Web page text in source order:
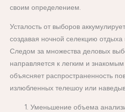
своим определением.
Усталость от выборов
создавая ночной селекцию
Следом за множества деловых
направляется к легким и
объясняет распространенность
излюбленных телешоу или
Уменьшение объема